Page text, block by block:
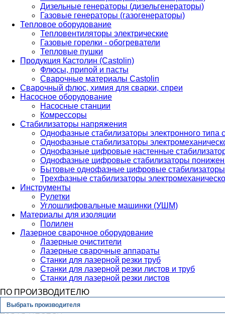
Дизельные генераторы (дизельгенераторы)
Газовые генераторы (газогенераторы)
Тепловое оборудование
Тепловентиляторы электрические
Газовые горелки - обогреватели
Тепловые пушки
Продукция Кастолин (Castolin)
Флюсы, припой и пасты
Сварочные материалы Castolin
Сварочный флюс, химия для сварки, спреи
Насосное оборудование
Насосные станции
Комрессоры
Стабилизаторы напряжения
Однофазные стабилизаторы электронного
Однофазные стабилизаторы
Однофазные цифровые настенные
Однофазные цифровые стабилизаторы
Бытовые однофазные цифровые стабилизаторы
Трехфазные стабилизаторы
Инструменты
Рулетки
Углошлифовальные машинки (УШМ)
Материалы для изоляции
Полилен
Лазерное сварочное оборудование
Лазерные очистители
Лазерные сварочные аппараты
Станки для лазерной резки труб
Станки для лазерной резки листов и труб
Станки для лазерной резки листов
ПО ПРОИЗВОДИТЕЛЮ
Выбрать производителя